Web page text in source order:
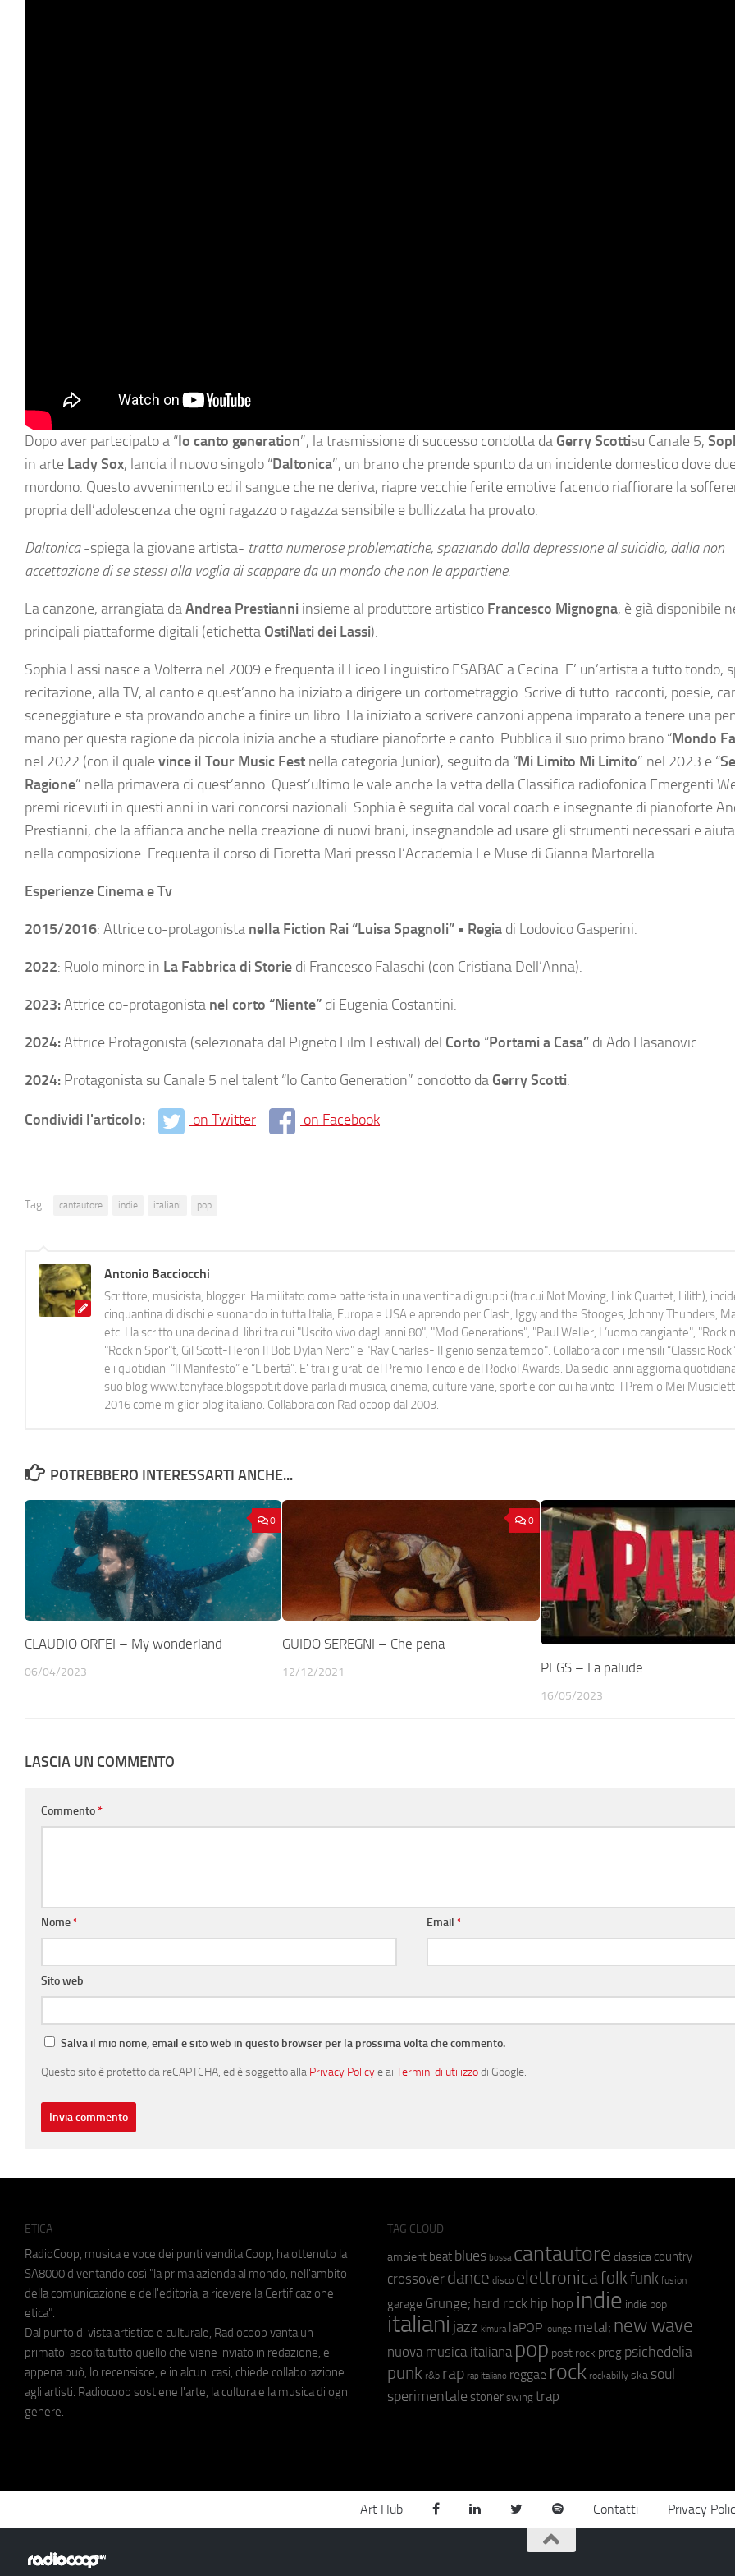
Dopo aver partecipato a “Io canto generation”, la trasmissione di successo condotta da Gerry Scottisu Canale 5,
in arte Lady Sox, lancia il nuovo singolo “Daltonica”, un brano che prende spunto da un incidente domestico dove
mordono. Questo avvenimento ed il sangue che ne deriva, riapre vecchie ferite emotive facendo riaffiorare la
propria dell’adolescenza che ogni ragazzo o ragazza sensibile e bullizzata ha provato.
Daltonica-spiega la giovane artista- tratta numerose problematiche, spaziando dalla depressione al suicidio, dalla non
accettazione di se stessi alla voglia di scappare da un mondo che non le appartiene.
La canzone, arrangiata daAndrea Prestianni insieme al produttore artistico Francesco Mignogna, è già disponibile
principali piattaforme digitali (etichetta OstiNati dei Lassi).
Sophia Lassi nasce a Volterra nel 2009 e frequenta il Liceo Linguistico ESABAC a Cecina. E’ un’artista a tutto tondo,
recitazione, alla TV, al canto e quest’anno ha iniziato a dirigere un cortometraggio. Scrive di tutto: racconti, poesie,
sceneggiature e sta provando anche a finire un libro. Ha iniziato a scrivere canzoni appena imparato a tenere una
mano per questa ragione da piccola inizia anche a studiare pianoforte e canto. Pubblica il suo primo brano “Mondo
nel 2022 (con il qualevince il Tour Music Fest nella categoria Junior), seguito da “Mi Limito Mi Limito” nel 2023 e “
Ragione” nella primavera di quest’anno. Quest’ultimo le vale anche la vetta della Classifica radiofonica Emergenti
premi ricevuti in questi anni in vari concorsi nazionali. Sophia è seguita dal vocal coach e insegnante di pianoforte
Prestianni, che la affianca anche nella creazione di nuovi brani, insegnandole ad usare gli strumenti necessari e
nella composizione. Frequenta il corso di Fioretta Mari presso l’Accademia Le Muse di Gianna Martorella.
Esperienze Cinema e Tv
2015/2016: Attrice co-protagonista nella Fiction Rai “Luisa Spagnoli” • Regia di Lodovico Gasperini.
2022: Ruolo minore in La Fabbrica di Storie di Francesco Falaschi (con Cristiana Dell’Anna).
2023:Attrice co-protagonista nel corto “Niente” di Eugenia Costantini.
2024:Attrice Protagonista (selezionata dal Pigneto Film Festival) del Corto “Portami a Casa” di Ado Hasanovic.
2024: Protagonista su Canale 5 nel talent “Io Canto Generation” condotto da Gerry Scotti.
Condividi l'articolo: on Twitter on Facebook
Tag: cantautore indie italiani pop
Antonio Bacciocchi
Scrittore, musicista, blogger. Ha militato come batterista in una ventina di gruppi (tra cui Not Moving, Link Quartet, Lilith),
cinquantina di dischi e suonando in tutta Italia, Europa e USA e aprendo per Clash, Iggy and the Stooges, Johnny Thunders,
etc. Ha scritto una decina di libri tra cui "Uscito vivo dagli anni 80", "Mod Generations", "Paul Weller, L’uomo cangiante", "Rock
"Rock n Spor"t, Gil Scott-Heron Il Bob Dylan Nero" e "Ray Charles- Il genio senza tempo". Collabora con i mensili “Classic
e i quotidiani “Il Manifesto” e “Libertà”. E' tra i giurati del Premio Tenco e del Rockol Awards. Da sedici anni aggiorna
suo blog www.tonyface.blogspot.it dove parla di musica, cinema, culture varie, sport e con cui ha vinto il Premio Mei
2016 come miglior blog italiano. Collabora con Radiocoop dal 2003.
POTREBBERO INTERESSARTI ANCHE...
0
CLAUDIO ORFEI – My wonderland
06/04/2023
0
GUIDO SEREGNI – Che pena
12/12/2021 PEGS – La palude
16/05/2023
LASCIA UN COMMENTO
Commento*
Nome* Email*
Sito web
Salva il mio nome, email e sito web in questo browser per la prossima volta che commento.
Questo sito è protetto da reCAPTCHA, ed è soggetto alla Privacy Policye ai Termini di utilizzodi Google.
ETICA
RadioCoop, musica e voce dei punti vendita Coop, ha ottenuto la
SA8000 diventando così "la prima azienda al mondo, nell'ambito
della comunicazione e dell'editoria, a ricevere la Certificazione
etica".
Dal punto di vista artistico e culturale, Radiocoop vanta un
primato: ascolta tutto quello che viene inviato in redazione, e
appena può, lo recensisce, e in alcuni casi, chiede collaborazione
agli artisti. Radiocoop sostiene l'arte, la cultura e la musica di ogni
genere.
TAG CLOUD
ambient beat blues bossa cantautore classica country
crossover dance disco elettronicafolkfunk fusion
garage Grunge; hard rock hip hop indie indie pop
italiani jazz kimura laPOP lounge metal; new wave
nuova musica italiana pop post rock prog psichedelia
punk r&b rap rap italiano reggae rock rockabilly ska soul
sperimentale stoner swing trap
Art Hub Contatti Privacy